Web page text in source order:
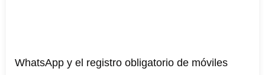
WhatsApp y el registro obligatorio de móviles